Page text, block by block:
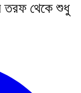
তরফ থেকে শুধু